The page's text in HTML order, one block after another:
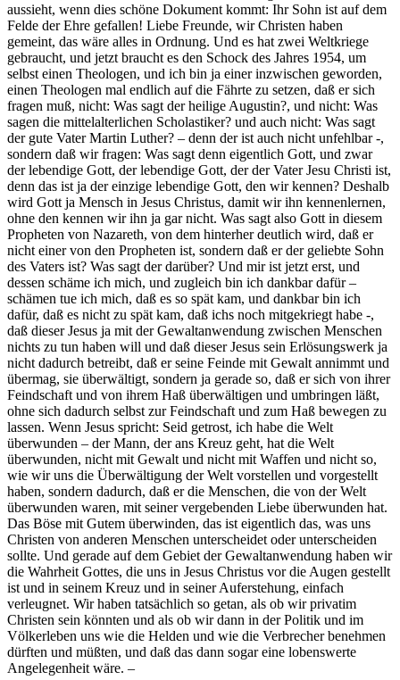
aussieht, wenn dies schöne Dokument kommt: Ihr Sohn ist auf dem
Felde der Ehre gefallen! Liebe Freunde, wir Christen haben
gemeint, das wäre alles in Ordnung. Und es hat zwei Weltkriege
gebraucht, und jetzt braucht es den Schock des Jahres 1954, um
selbst einen Theologen, und ich bin ja einer inzwischen geworden,
einen Theologen mal endlich auf die Fährte zu setzen, daß er sich
fragen muß, nicht: Was sagt der heilige Augustin?, und nicht: Was
sagen die mittelalterlichen Scholastiker? und auch nicht: Was sagt
der gute Vater Martin Luther? – denn der ist auch nicht unfehlbar -,
sondern daß wir fragen: Was sagt denn eigentlich Gott, und zwar
der lebendige Gott, der lebendige Gott, der der Vater Jesu Christi ist,
denn das ist ja der einzige lebendige Gott, den wir kennen? Deshalb
wird Gott ja Mensch in Jesus Christus, damit wir ihn kennenlernen,
ohne den kennen wir ihn ja gar nicht. Was sagt also Gott in diesem
Propheten von Nazareth, von dem hinterher deutlich wird, daß er
nicht einer von den Propheten ist, sondern daß er der geliebte Sohn
des Vaters ist? Was sagt der darüber? Und mir ist jetzt erst, und
dessen schäme ich mich, und zugleich bin ich dankbar dafür –
schämen tue ich mich, daß es so spät kam, und dankbar bin ich
dafür, daß es nicht zu spät kam, daß ichs noch mitgekriegt habe -,
daß dieser Jesus ja mit der Gewaltanwendung zwischen Menschen
nichts zu tun haben will und daß dieser Jesus sein Erlösungswerk ja
nicht dadurch betreibt, daß er seine Feinde mit Gewalt annimmt und
übermag, sie überwältigt, sondern ja gerade so, daß er sich von ihrer
Feindschaft und von ihrem Haß überwältigen und umbringen läßt,
ohne sich dadurch selbst zur Feindschaft und zum Haß bewegen zu
lassen. Wenn Jesus spricht: Seid getrost, ich habe die Welt
überwunden – der Mann, der ans Kreuz geht, hat die Welt
überwunden, nicht mit Gewalt und nicht mit Waffen und nicht so,
wie wir uns die Überwältigung der Welt vorstellen und vorgestellt
haben, sondern dadurch, daß er die Menschen, die von der Welt
überwunden waren, mit seiner vergebenden Liebe überwunden hat.
Das Böse mit Gutem überwinden, das ist eigentlich das, was uns
Christen von anderen Menschen unterscheidet oder unterscheiden
sollte. Und gerade auf dem Gebiet der Gewaltanwendung haben wir
die Wahrheit Gottes, die uns in Jesus Christus vor die Augen gestellt
ist und in seinem Kreuz und in seiner Auferstehung, einfach
verleugnet. Wir haben tatsächlich so getan, als ob wir privatim
Christen sein könnten und als ob wir dann in der Politik und im
Völkerleben uns wie die Helden und wie die Verbrecher benehmen
dürften und müßten, und daß das dann sogar eine lobenswerte
Angelegenheit wäre. –